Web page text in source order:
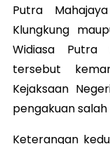
Putra
Klungkung
Widiasa
tersebut
Kejaksaan
pengakuan
Keterangan